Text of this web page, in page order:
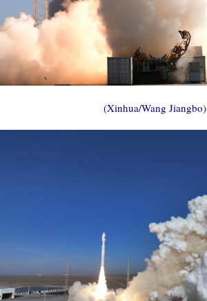
(Xinhua/Wang Jiangbo)